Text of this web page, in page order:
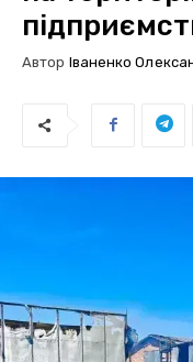
Автор Іваненко